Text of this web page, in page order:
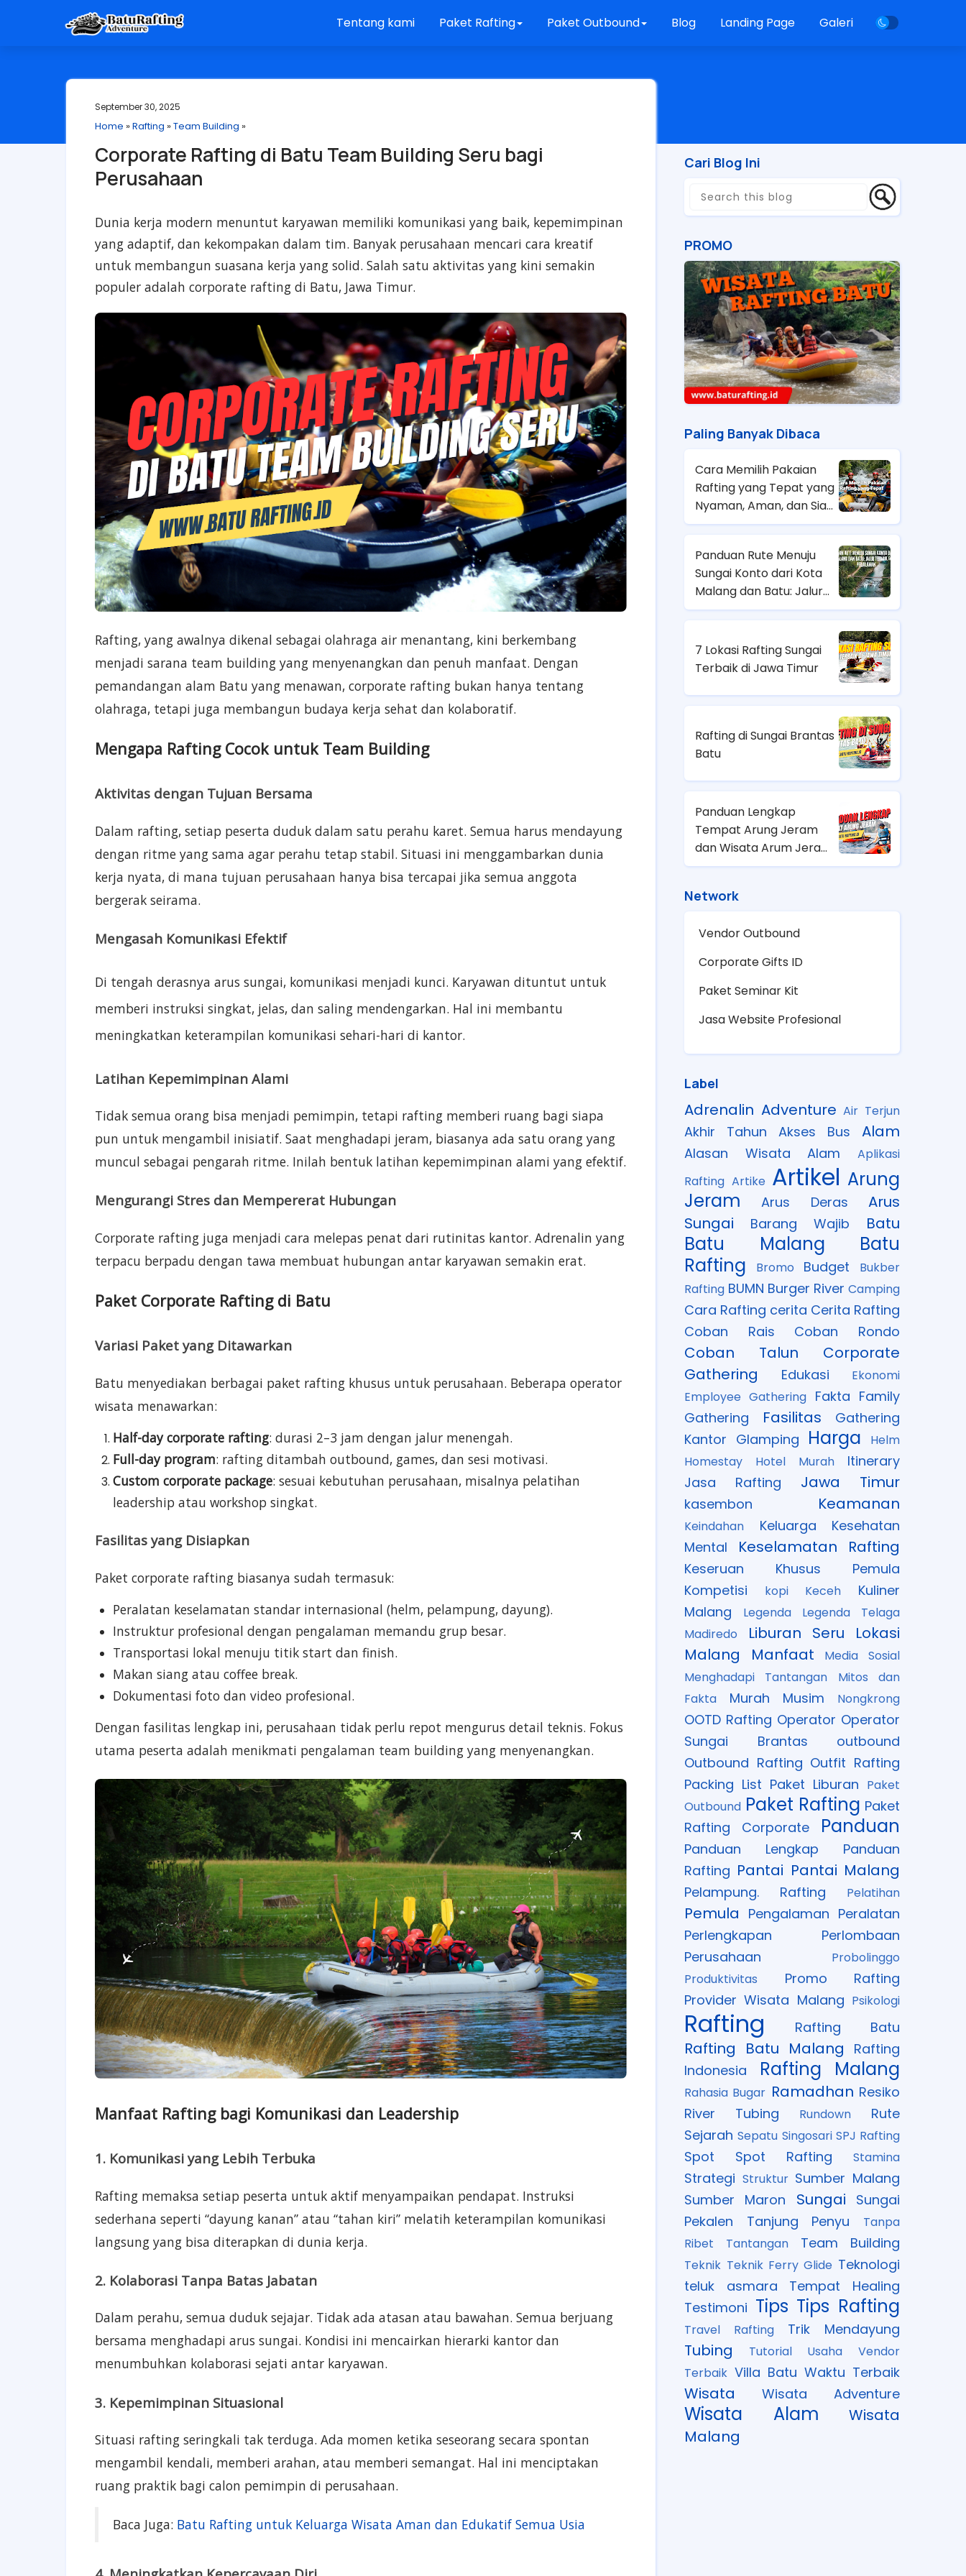
Tentang kami Paket Rafting Paket Outbound Blog Landing Page Galeri
September 30, 2025
Home »Rafting »Team Building »
Corporate Rafting di Batu Team Building Seru bagi
Perusahaan
Dunia kerja modern menuntut karyawan memiliki komunikasi yang baik, kepemimpinan
yang adaptif, dan kekompakan dalam tim. Banyak perusahaan mencari cara kreatif
untuk membangun suasana kerja yang solid. Salah satu aktivitas yang kini semakin
populer adalah corporate rafting di Batu, Jawa Timur.
Rafting, yang awalnya dikenal sebagai olahraga air menantang, kini berkembang
menjadi sarana team building yang menyenangkan dan penuh manfaat. Dengan
pemandangan alam Batu yang menawan, corporate rafting bukan hanya tentang
olahraga, tetapi juga membangun budaya kerja sehat dan kolaboratif.
Mengapa Rafting Cocok untuk Team Building
Aktivitas dengan Tujuan Bersama
Dalam rafting, setiap peserta duduk dalam satu perahu karet. Semua harus mendayung
dengan ritme yang sama agar perahu tetap stabil. Situasi ini menggambarkan dunia
kerja nyata, di mana tujuan perusahaan hanya bisa tercapai jika semua anggota
bergerak seirama.
Mengasah Komunikasi Efektif
Di tengah derasnya arus sungai, komunikasi menjadi kunci. Karyawan dituntut untuk
memberi instruksi singkat, jelas, dan saling mendengarkan. Hal ini membantu
meningkatkan keterampilan komunikasi sehari-hari di kantor.
Latihan Kepemimpinan Alami
Tidak semua orang bisa menjadi pemimpin, tetapi rafting memberi ruang bagi siapa
pun untuk mengambil inisiatif. Saat menghadapi jeram, biasanya ada satu orang yang
muncul sebagai pengarah ritme. Inilah bentuk latihan kepemimpinan alami yang efektif.
Mengurangi Stres dan Mempererat Hubungan
Corporate rafting juga menjadi cara melepas penat dari rutinitas kantor. Adrenalin yang
terpacu berpadu dengan tawa membuat hubungan antar karyawan semakin erat.
Paket Corporate Rafting di Batu
Variasi Paket yang Ditawarkan
Batu menyediakan berbagai paket rafting khusus untuk perusahaan. Beberapa operator
wisata menawarkan:
Half-day corporate rafting: durasi 2–3 jam dengan jalur menengah.
Full-day program: rafting ditambah outbound, games, dan sesi motivasi.
Custom corporate package: sesuai kebutuhan perusahaan, misalnya pelatihan
leadership atau workshop singkat.
Fasilitas yang Disiapkan
Paket corporate rafting biasanya sudah termasuk:
Peralatan keselamatan standar internasional (helm, pelampung, dayung).
Instruktur profesional dengan pengalaman memandu grup besar.
Transportasi lokal menuju titik start dan finish.
Makan siang atau coffee break.
Dokumentasi foto dan video profesional.
Dengan fasilitas lengkap ini, perusahaan tidak perlu repot mengurus detail teknis. Fokus
utama peserta adalah menikmati pengalaman team building yang menyenangkan.
Manfaat Rafting bagi Komunikasi dan Leadership
1. Komunikasi yang Lebih Terbuka
Rafting memaksa setiap peserta untuk aktif menyampaikan pendapat. Instruksi
sederhana seperti “dayung kanan” atau “tahan kiri” melatih keterampilan komunikasi
langsung yang bisa diterapkan di dunia kerja.
2. Kolaborasi Tanpa Batas Jabatan
Dalam perahu, semua duduk sejajar. Tidak ada atasan atau bawahan. Semua berjuang
bersama menghadapi arus sungai. Kondisi ini mencairkan hierarki kantor dan
menumbuhkan kolaborasi sejati antar karyawan.
3. Kepemimpinan Situasional
Situasi rafting seringkali tak terduga. Ada momen ketika seseorang secara spontan
mengambil kendali, memberi arahan, atau memberi semangat. Hal ini menciptakan
ruang praktik bagi calon pemimpin di perusahaan.
Baca Juga: Batu Rafting untuk Keluarga Wisata Aman dan Edukatif Semua Usia
Cari Blog Ini
PROMO
Paling Banyak Dibaca
Cara Memilih Pakaian
Rafting yang Tepat yang
Nyaman, Aman, dan Siap
Hadapi Arus
Panduan Rute Menuju
Sungai Konto dari Kota
Malang dan Batu: Jalur
Terbaik & Tips
7 Lokasi Rafting Sungai
Terbaik di Jawa Timur
Rafting di Sungai Brantas
Batu
Panduan Lengkap
Tempat Arung Jeram
dan Wisata Arum Jeram
Terdekat di Indonesia
Network
Vendor Outbound
Corporate Gifts ID
Paket Seminar Kit
Jasa Website Profesional
Label
Adrenalin Adventure Air Terjun
Akhir Tahun Akses Bus Alam
Alasan Wisata Alam
Aplikasi
Rafting Artike Artikel Arung
Jeram
Arus Deras
Arus
Sungai
Barang Wajib Batu
Batu Malang
Batu
Rafting
Bromo Budget
Bukber
Rafting BUMN Burger River Camping
Cara Rafting cerita Cerita Rafting
Coban Rais
Coban Rondo
Coban Talun
Corporate
Gathering
Edukasi
Ekonomi
Employee Gathering Fakta Family
Gathering
Fasilitas
Gathering
Kantor Glamping Harga
Helm
Homestay
Hotel Murah
Itinerary
Jasa Rafting
Jawa Timur
kasembon Keamanan
Keindahan Keluarga
Kesehatan
Mental
Keselamatan Rafting
Keseruan
Khusus Pemula
Kompetisi
kopi Keceh
Kuliner
Malang
Legenda
Legenda Telaga
Madiredo
Liburan Seru
Lokasi
Malang
Manfaat
Media Sosial
Menghadapi Tantangan
Mitos dan
Fakta
Murah Musim Nongkrong
OOTD Rafting Operator Operator
Sungai Brantas
outbound
Outbound Rafting Outfit Rafting
Packing List Paket Liburan Paket
Outbound Paket Rafting Paket
Rafting Corporate
Panduan
Panduan Lengkap
Panduan
Rafting Pantai Pantai Malang
Pelampung. Rafting Pelatihan
Pemula Pengalaman Peralatan
Perlengkapan
Perlombaan
Perusahaan
Probolinggo
Produktivitas
Promo Rafting
Provider Wisata Malang Psikologi
Rafting Rafting Batu
Rafting Batu Malang
Rafting
Indonesia
Rafting Malang
Rahasia Bugar Ramadhan Resiko
River Tubing
Rundown
Rute
Sejarah Sepatu Singosari SPJ Rafting
Spot Spot Rafting Stamina
Strategi Struktur Sumber Malang
Sumber Maron
Sungai
Sungai
Pekalen
Tanjung Penyu
Tanpa
Ribet
Tantangan Team Building
Teknik Teknik Ferry Glide Teknologi
teluk asmara
Tempat Healing
Testimoni Tips Tips Rafting
Travel Rafting Trik Mendayung
Tubing Tutorial Usaha
Vendor
Terbaik Villa Batu Waktu Terbaik
Wisata Wisata Adventure
Wisata Alam
Wisata
Malang